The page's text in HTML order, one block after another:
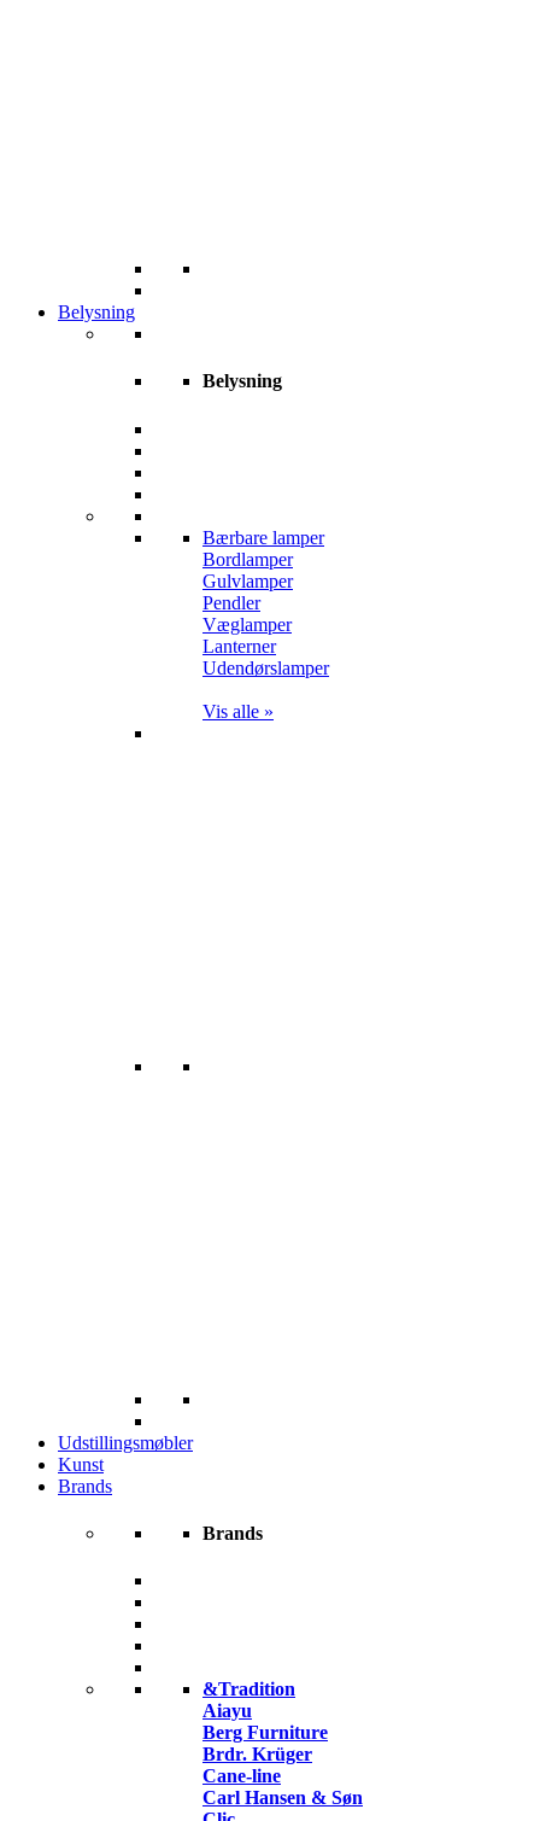
Belysning
Belysning
Bærbare lamper
Bordlamper
Gulvlamper
Pendler
Væglamper
Lanterner
Udendørslamper
Vis alle »
Udstillingsmøbler
Kunst
Brands
Brands
&Tradition
Aiayu
Berg Furniture
Brdr. Krüger
Cane-line
Carl Hansen & Søn